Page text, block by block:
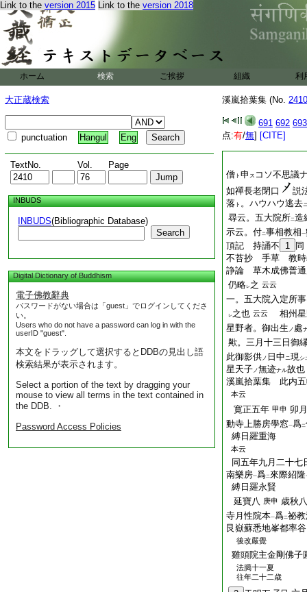
Link to the version 2015 Link to the version 2018
ホーム 検索 ご挨拶 組織 利
大正蔵検索
punctuation Hangul Eng
TextNo. Vol. Page
INBUDS
INBUDS(Bibliographic Database)
Search
Digital Dictionary of Buddhism
電子佛教辭典
パスワードがない場合は「guest」でログインしてくださ
い。
Users who do not have a password can log in with the
userID "guest".
本文をドラッグして選択するとDDBの見出し語
検索結果が表示されます。
Select a portion of the text by dragging your
mouse to view all terms in the text contained in
the DDB. ・
Password Access Policies
溪嵐拾葉集 (No.
691 692 693
点:有/無] [CITE]
僧 ト 申 ス コソ不思議
如禪長老閉口
説
落 ト 。ハウハウ逃去
尋云。五大院所二造
示云。付二事相教相一
頂記 持誦不
1
不苔抄 手草 教
諍論 草木成佛普通
仍略レ之 云云
一。五大院入定所
レ之也 云云
相州星
星野者。御出生 ノ 處
歟。三月十三日御
此御影供ノ 日中ニ現シ
星天子ノ無迹ナル故也
溪嵐拾葉集 此内五
本云
寛正五年 甲申 卯
動寺上勝房學窓一爲二
縛日羅重海
本云
同五年九月二十七
南樂房一爲二來際紹隆
縛日羅永賢
延寶八 庚申 歳秋
寺月性院本一爲二祕
艮嶽蘇悉地峯都率谷
後改嚴覺
雞頭院主金剛佛子
法臈十一夏
往年二十二歳